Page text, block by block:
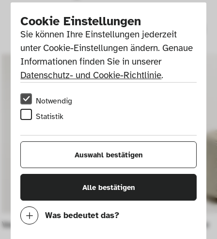
Cookie Einstellungen
Sie können Ihre Einstellungen jederzeit
unter Cookie-Einstellungen ändern. Genaue
Informationen finden Sie in unserer
Datenschutz- und Cookie-Richtlinie.
Notwendig
Statistik
Auswahl bestätigen
Alle bestätigen
Was bedeutet das?
Vase Deckeldose